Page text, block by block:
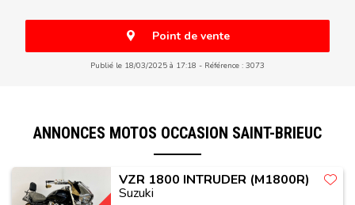
Point de vente
Publié le 18/03/2025 à 17:18 Référence : 3073
ANNONCES MOTOS OCCASION SAINT-BRIEUC
VZR 1800 INTRUDER (M1800R)
Suzuki